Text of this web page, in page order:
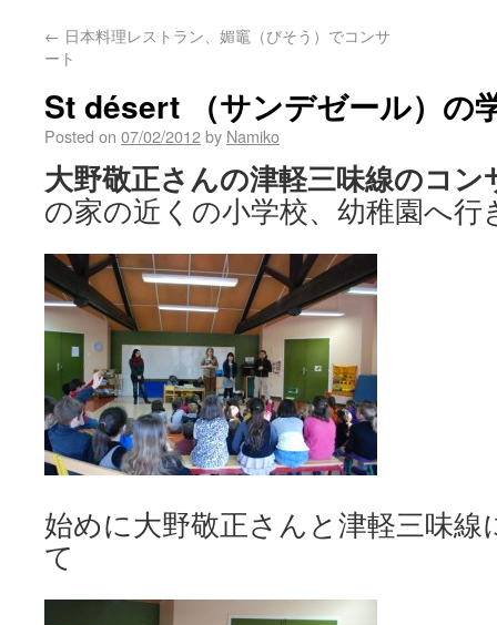
← 日本料理レストラン、媚竈（びそう）でコンサ
ート
St désert （サンデゼール）の
Posted on 07/02/2012by Namiko
大野敬正さんの津軽三味線のコン
の家の近くの小学校、幼稚園へ行
始めに大野敬正さんと津軽三味
て